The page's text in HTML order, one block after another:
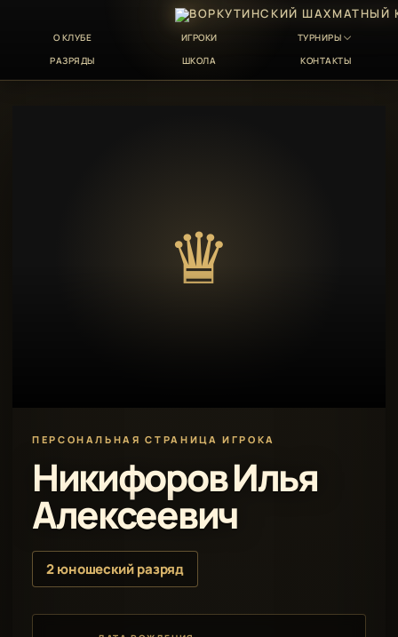
О КЛУБЕ ИГРОКИ
ТУРНИРЫ
РАЗРЯДЫ
ШКОЛА КОНТАКТЫ
♛
ПЕРСОНАЛЬНАЯ СТРАНИЦА ИГРОКА
Никифоров Илья
Алексеевич
2 юношеский разряд